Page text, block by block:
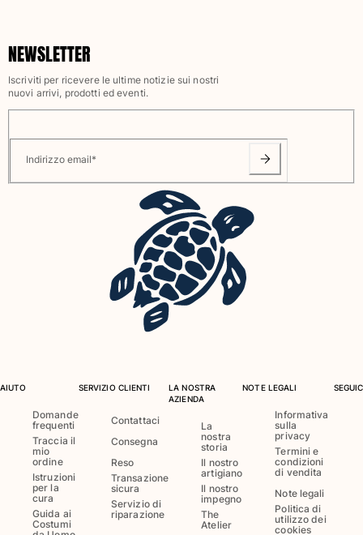
Accessori Bambini
Cappello per bambini
Asciugamani e Poncho da spiaggia
Vedi tutti i Borsello
Outdoor
Vedi tutti i Outdoor
Vedi tutti i Calzini
Giochi da spiaggia
NEWSLETTER
Iscriviti per ricevere le ultime notizie sui nostri
nuovi arrivi, prodotti ed eventi.
Indirizzo email*
AIUTO
Domande
frequenti
Traccia il
mio
ordine
Istruzioni
per la
cura
Guida ai
Costumi
SERVIZIO CLIENTI
Contattaci
Consegna
Reso
Transazione
sicura
Servizio di
riparazione
LA NOSTRA
AZIENDA
La
nostra
storia
Il nostro
artigiano
Il nostro
impegno
The
Atelier
NOTE LEGALI
Informativa
sulla
privacy
Termini e
condizioni
di vendita
Note legali
Politica di
utilizzo dei
cookies